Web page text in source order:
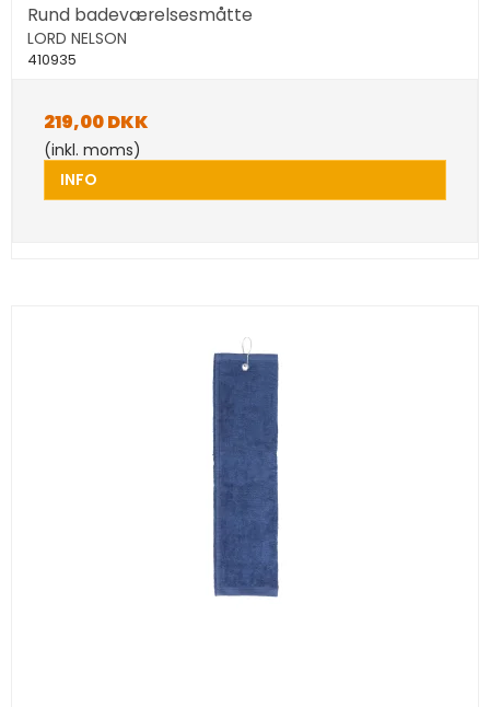
Rund badeværelsesmåtte
LORD NELSON
410935
219,00 DKK
(inkl. moms)
INFO